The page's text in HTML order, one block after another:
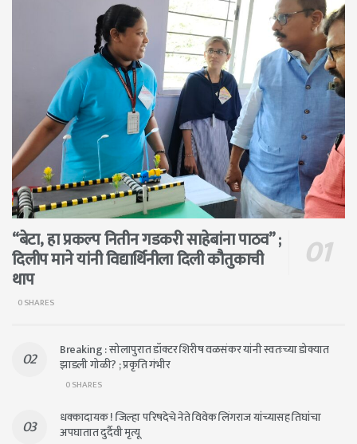
“बेटा, हा प्रकल्प नितीन गडकरी साहेबांना पाठव” ;
दिलीप माने यांनी विद्यार्थिनीला दिली कौतुकाची
थाप
0 SHARES
Breaking : सोलापुरात डॉक्टर शिरीष वळसंकर यांनी स्वतःच्या डोक्यात
झाडली गोळी? ; प्रकृति गंभीर
0 SHARES
धक्कादायक ! जिल्हा परिषदेचे नेते विवेक लिंगराज यांच्यासह तिघांचा
अपघातात दुर्दैवी मृत्यू